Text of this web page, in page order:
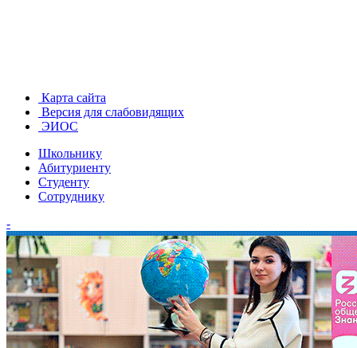
Карта сайта
Версия для слабовидящих
ЭИОС
Школьнику
Абитуриенту
Студенту
Сотруднику
-